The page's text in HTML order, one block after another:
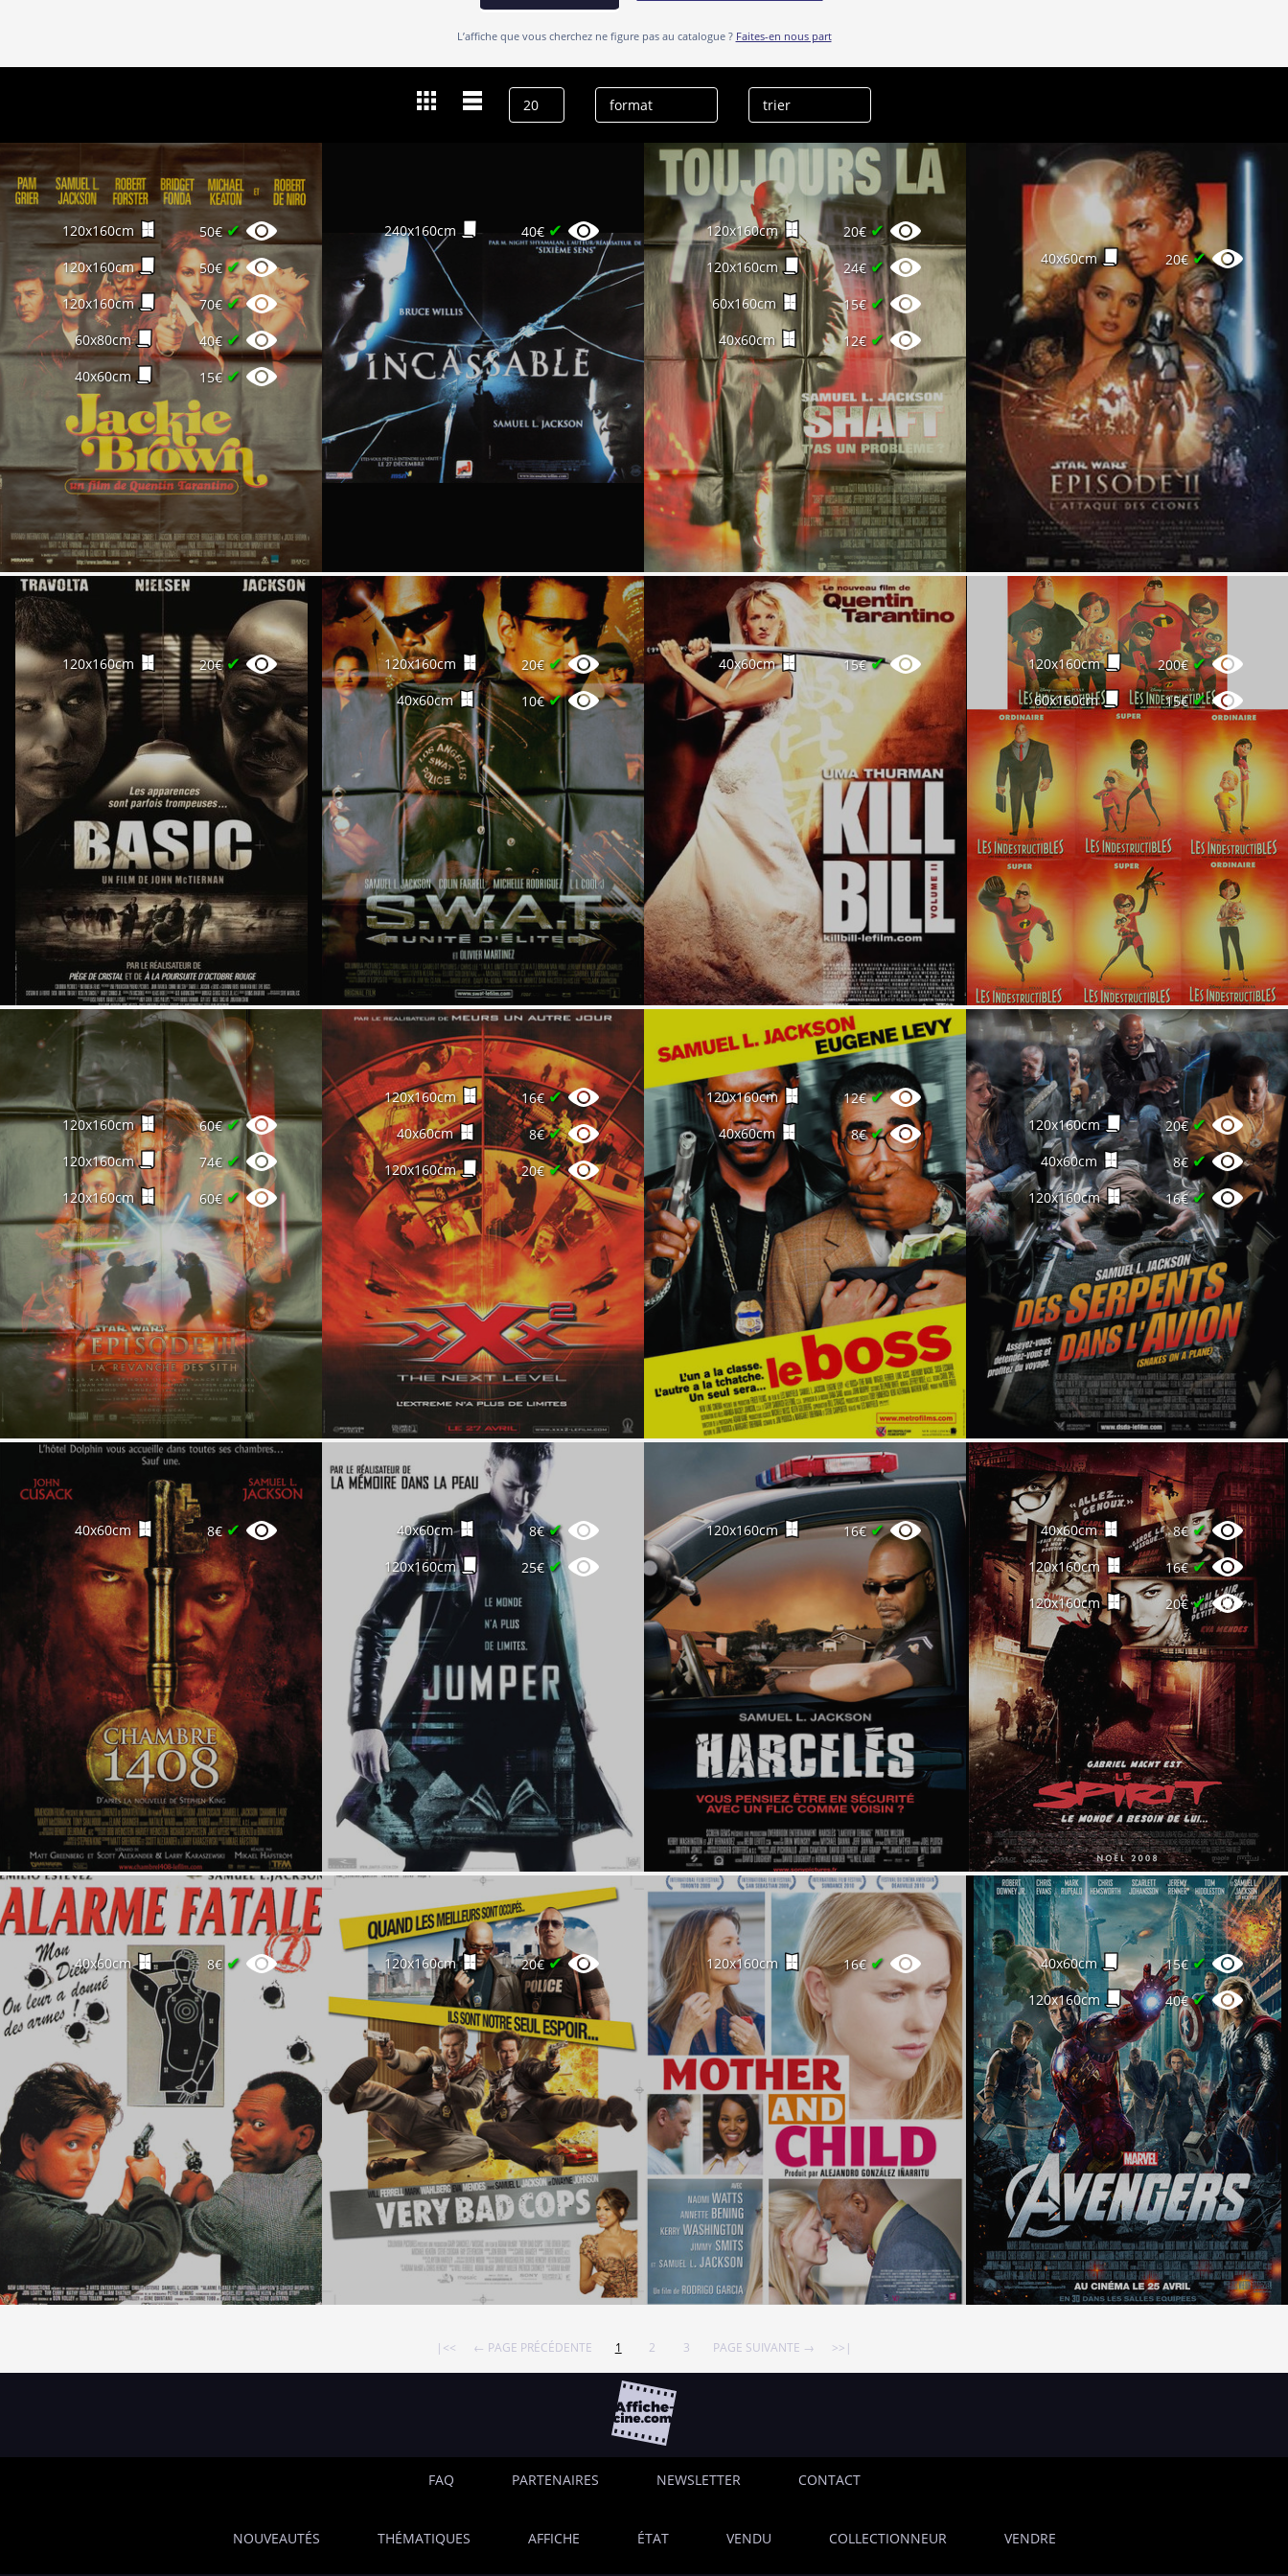
L’affiche que vous cherchez ne figure pas au catalogue ? Faites-en nous part
Samuel L. Jackson
effacer l’historique
120x160cm 50€✔
120x160cm 50€✔
120x160cm 70€✔
60x80cm 40€ ✔
40x60cm 15€ ✔
240x160cm 40€ ✔ 120x160cm 20€✔
120x160cm 24€✔
60x160cm 15€✔
40x60cm 12€ ✔
40x60cm 20€✔
120x160cm 20€ ✔ 120x160cm 20€✔
40x60cm 10€✔
40x60cm 15€✔ 120x160cm 200€✔
60x160cm 15€✔
120x160cm 60€✔
120x160cm 74€ ✔
120x160cm 60€✔
120x160cm 16€✔
40x60cm 8€✔
120x160cm 20€✔
120x160cm 12€✔
40x60cm 8€✔ 120x160cm 20€✔
40x60cm 8€✔
120x160cm 16€✔
40x60cm 8€✔ 40x60cm 8€✔
120x160cm 25€✔
120x160cm 16€✔ 40x60cm 8€✔
120x160cm 16€✔
120x160cm 20€✔
40x60cm 8€ ✔ 120x160cm 20€✔ 120x160cm 16€ ✔ 40x60cm 15€✔
120x160cm 40€✔
|<< ← PAGE PRÉCÉDENTE 1 2 3 PAGE SUIVANTE → >>|
FAQ PARTENAIRES NEWSLETTER CONTACT
NOUVEAUTÉS THÉMATIQUES AFFICHE ÉTAT VENDU COLLECTIONNEUR VENDRE